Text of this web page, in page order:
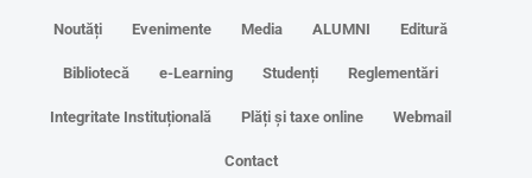
Noutăți Evenimente Media ALUMNI Editură
Bibliotecă e-Learning Studenți Reglementări
Integritate Instituțională Plăți și taxe online Webmail
Contact